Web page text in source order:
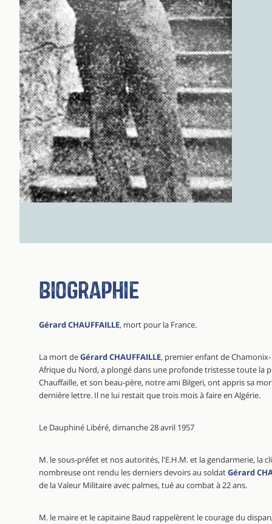
Biographie
Gérard CHAUFFAILLE, mort pour la France.
La mort deGérard CHAUFFAILLE, premier enfant de
Afrique du Nord, a plongé dans une profonde tristesse toute la
Chauffaille, et son beau-père, notre ami Bilgeri, ont appris sa
dernière lettre. Il ne lui restait que trois mois à faire en Algérie.
Le Dauphiné Libéré, dimanche 28 avril 1957
M. le sous-préfet et nos autorités, l'E.H.M. et la gendarmerie, la
nombreuse ont rendu les derniers devoirs au soldatGérard
de la Valeur Militaire avec palmes, tué au combat à 22 ans.
M. le maire et le capitaine Baud rappelèrent le courage du